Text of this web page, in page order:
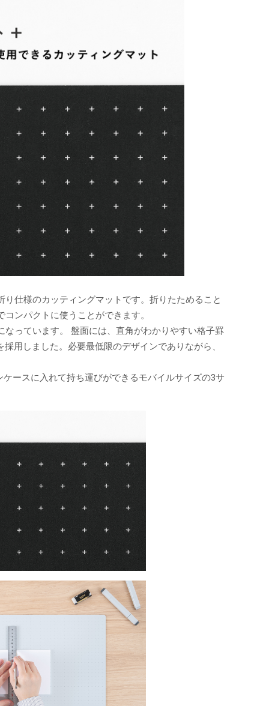
仕様のカッティングマットです。折りたためること
ンパクトに使うことができます。
っています。 盤面には、直角がわかりやすい格子罫
用しました。必要最低限のデザインでありながら、
ースに入れて持ち運びができるモバイルサイズの3サ